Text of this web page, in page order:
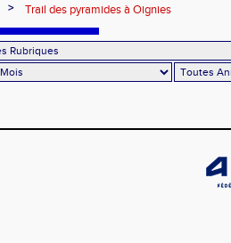
> Trail des pyramides à Oignies